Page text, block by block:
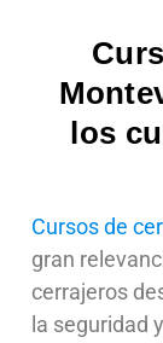
los
Cursos de
gran
cerrajeros
la seguridad